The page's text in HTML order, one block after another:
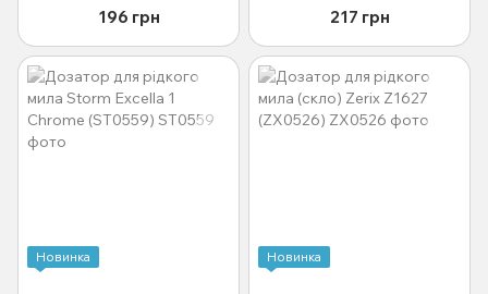
196 грн 217 грн
Новинка Новинка